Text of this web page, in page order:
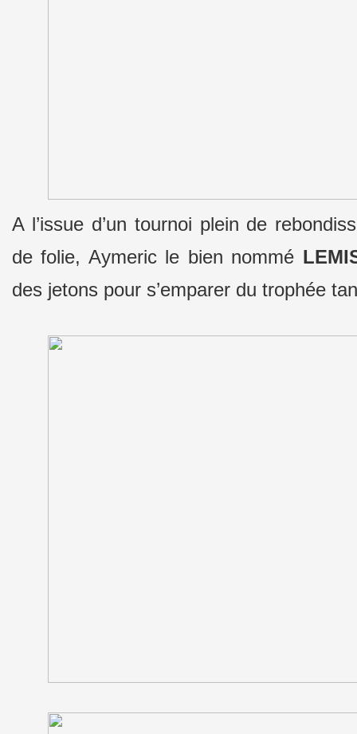
A l’issue d’un tournoi plein de
de folie, Aymeric le bien nommé
des jetons pour s’emparer du trophée